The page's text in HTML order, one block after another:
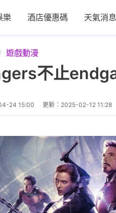
樂 酒店優惠碼 天氣消息
遊戲動漫
不止
24 15:00 更新： 2025-02-12 11:28